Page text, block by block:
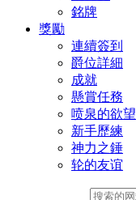
銘牌
獎勵
連續簽到
爵位詳細
成就
懸賞任務
喷泉的欲望
新手歷練
神力之錘
轮的友谊